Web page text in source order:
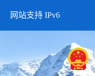
网站支持 IPv6